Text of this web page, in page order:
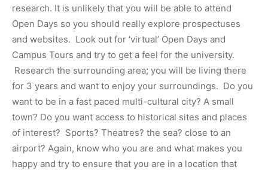
research. It is unlikely that you will be able to attend
Open Days so you should really explore prospectuses
and websites. Look out for ‘virtual’ Open Days and
Campus Tours and try to get a feel for the university.
Research the surrounding area; you will be living there
for 3 years and want to enjoy your surroundings. Do you
want to be in a fast paced multi-cultural city? A small
town? Do you want access to historical sites and places
of interest? Sports? Theatres? the sea? close to an
airport? Again, know who you are and what makes you
happy and try to ensure that you are in a location that